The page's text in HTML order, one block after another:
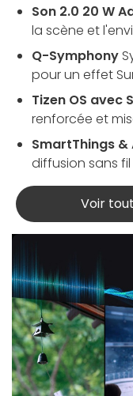
Son 2.0 20 W
la scène et
Q-Symphony
pour un effet
Tizen OS avec
renforcée et
SmartThings &
diffusion sans
Voir